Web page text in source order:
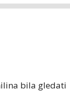
bila gledati